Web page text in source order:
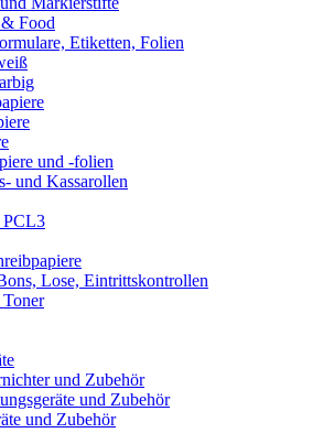
Food
Etiketten, Folien
und -folien
und Kassarollen
PCL3
Lose, Eintrittskontrollen
und Zubehör
und Zubehör
und Zubehör